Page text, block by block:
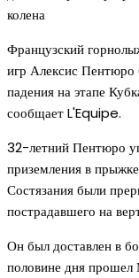
колена
Французский
игр Алексис Пентюро
падения на этапе
сообщает L'Equipe.
32-летний Пентюро
приземления в
Состязания были
пострадавшего на
Он был доставлен в
половине дня